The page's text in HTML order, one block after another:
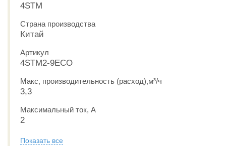
4STM
Страна производства
Китай
Артикул
4STM2-9ECO
Макс, производительность (расход),м³/ч
3,3
Максимальный ток, А
2
Показать все